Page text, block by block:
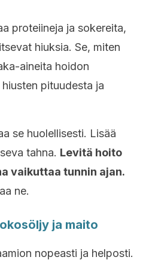
proteiineja ja sokereita,
hiuksia. Se, miten
aineita hoidon
pituudesta ja
se huolellisesti. Lisää
tahna. Levitä hoito
vaikuttaa tunnin ajan.
ne.
ja maito
nopeasti ja helposti.